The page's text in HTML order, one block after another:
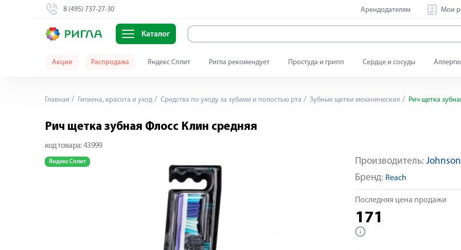
8 (495) 737-27-30 Арендодателям Мои
Каталог
Акции Распродажа Яндекс Сплит Ригла рекомендует Простуда и грипп Сердце и сосуды
Главная Гигиена, красота и уход Средства по уходу за зубами и полостью рта Зубные щетки механические Рич щетка
Рич щетка зубная Флосс Клин средняя
код товара: 43999
Яндекс Сплит Производитель:
Бренд: Reach
Последняя цена продажи
171